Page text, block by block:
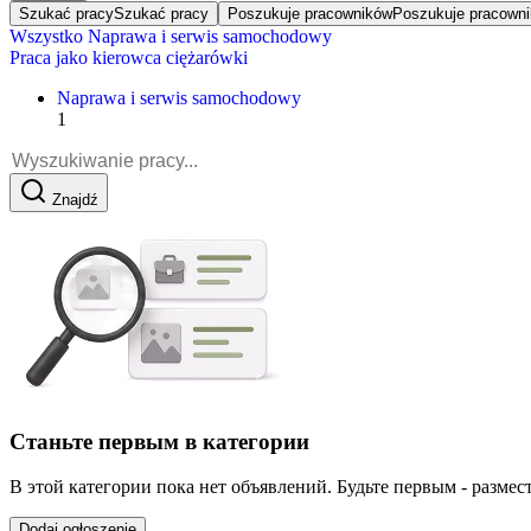
Szukać pracySzukać pracy Poszukuje pracownikówPoszukuje
Wszystko Naprawa i serwis samochodowy
Praca jako kierowca ciężarówki
Naprawa i serwis samochodowy
1
Znajdź
Станьте первым в категории
В этой категории пока нет объявлений. Будьте первым -